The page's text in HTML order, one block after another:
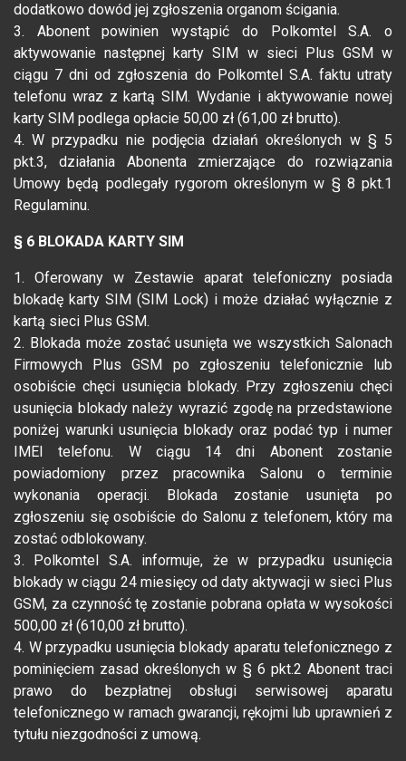
dodatkowo dowód jej zgłoszenia organom ścigania.
3. Abonent powinien wystąpić do Polkomtel S.A. o
aktywowanie następnej karty SIM w sieci Plus GSM w
ciągu 7 dni od zgłoszenia do Polkomtel S.A. faktu utraty
telefonu wraz z kartą SIM. Wydanie i aktywowanie nowej
karty SIM podlega opłacie 50,00 zł (61,00 zł brutto).
4. W przypadku nie podjęcia działań określonych w § 5
pkt.3, działania Abonenta zmierzające do rozwiązania
Umowy będą podlegały rygorom określonym w § 8 pkt.1
Regulaminu.
§ 6 BLOKADA KARTY SIM
1. Oferowany w Zestawie aparat telefoniczny posiada
blokadę karty SIM (SIM Lock) i może działać wyłącznie z
kartą sieci Plus GSM.
2. Blokada może zostać usunięta we wszystkich Salonach
Firmowych Plus GSM po zgłoszeniu telefonicznie lub
osobiście chęci usunięcia blokady. Przy zgłoszeniu chęci
usunięcia blokady należy wyrazić zgodę na przedstawione
poniżej warunki usunięcia blokady oraz podać typ i numer
IMEI telefonu. W ciągu 14 dni Abonent zostanie
powiadomiony przez pracownika Salonu o terminie
wykonania operacji. Blokada zostanie usunięta po
zgłoszeniu się osobiście do Salonu z telefonem, który ma
zostać odblokowany.
3. Polkomtel S.A. informuje, że w przypadku usunięcia
blokady w ciągu 24 miesięcy od daty aktywacji w sieci Plus
GSM, za czynność tę zostanie pobrana opłata w wysokości
500,00 zł (610,00 zł brutto).
4. W przypadku usunięcia blokady aparatu telefonicznego z
pominięciem zasad określonych w § 6 pkt.2 Abonent traci
prawo do bezpłatnej obsługi serwisowej aparatu
telefonicznego w ramach gwarancji, rękojmi lub uprawnień z
tytułu niezgodności z umową.